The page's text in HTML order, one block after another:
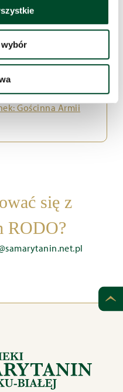
Armii Krajowej
Boboli Szpital
Szpital Wojewódzki
Szpital Wojewódzki
Gościnna Armii
się z
RODO?